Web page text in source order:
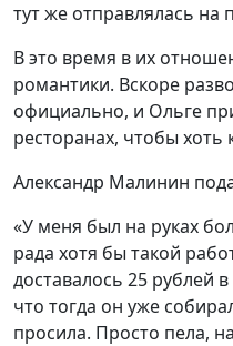
тут же отправлялась на
В это время в их
романтики. Вскоре
официально, и Ольге
ресторанах, чтобы хоть
Александр Малинин
«У меня был на руках
рада хотя бы такой
доставалось 25 рублей
что тогда он уже
просила. Просто пела,